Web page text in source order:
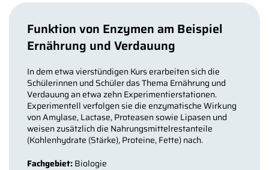
Funktion von Enzymen am Beispiel
Ernährung und Verdauung
In dem etwa vierstündigen Kurs erarbeiten sich die
Schülerinnen und Schüler das Thema Ernährung und
Verdauung an etwa zehn Experimentierstationen.
Experimentell verfolgen sie die enzymatische Wirkung
von Amylase, Lactase, Proteasen sowie Lipasen und
weisen zusätzlich die Nahrungsmittelrestanteile
(Kohlenhydrate (Stärke), Proteine, Fette) nach.
Fachgebiet:Biologie